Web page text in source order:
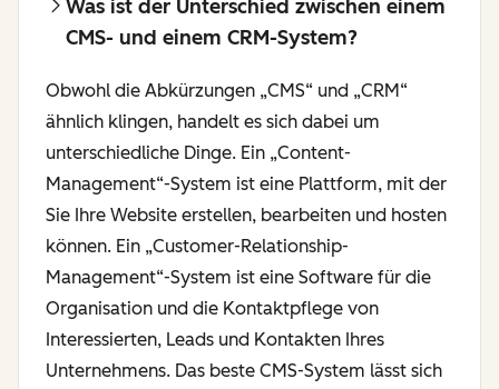
Was ist der Unterschied zwischen einem
CMS- und einem CRM-System?
Obwohl die Abkürzungen „CMS“ und „CRM“
ähnlich klingen, handelt es sich dabei um
unterschiedliche Dinge. Ein „Content-
Management“-System ist eine Plattform, mit der
Sie Ihre Website erstellen, bearbeiten und hosten
können. Ein „Customer-Relationship-
Management“-System ist eine Software für die
Organisation und die Kontaktpflege von
Interessierten, Leads und Kontakten Ihres
Unternehmens. Das beste CMS-System lässt sich